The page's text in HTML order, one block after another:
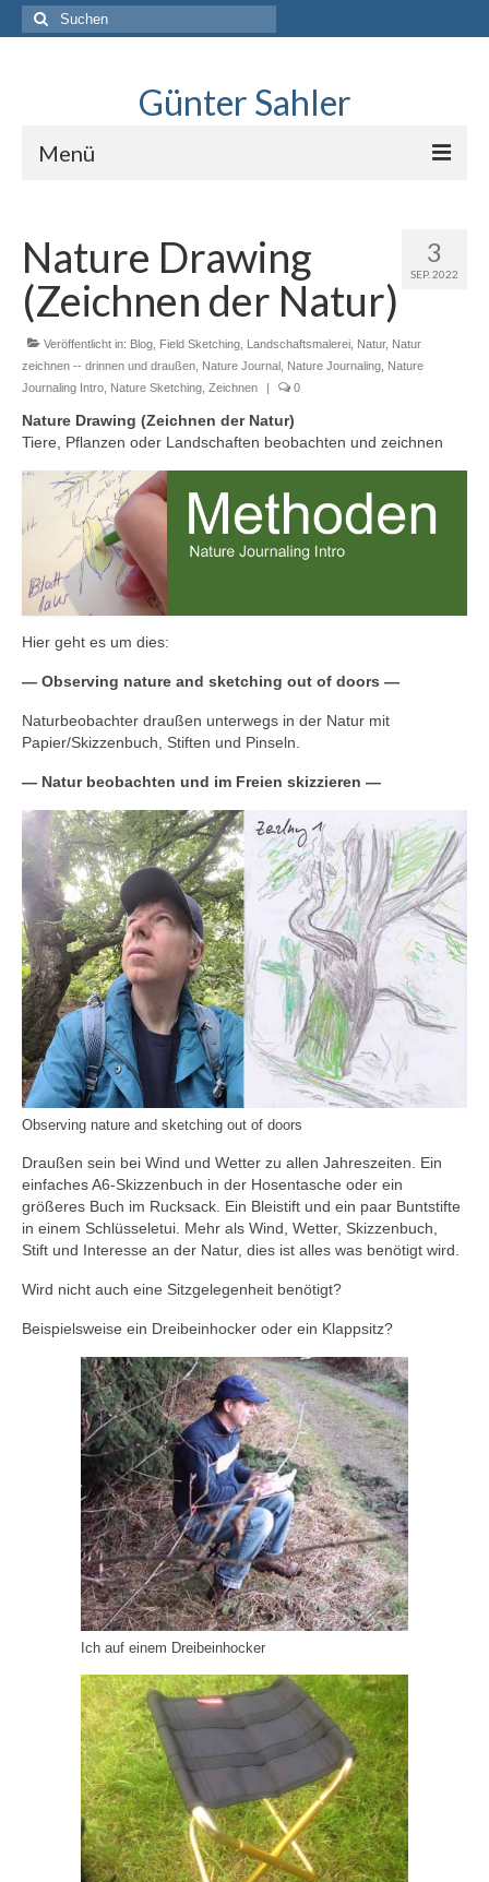
Suche
nach:
Günter Sahler
Menü
Lindlar skizziert
Interviews mit Sketchers
.Neues erkunden
Blog
3
SEP. 2022
Nature Drawing
(Zeichnen der Natur)
Veröffentlicht in: Blog Field Sketching Landschaftsmalerei Natur, Natur
zeichnen -- drinnen und draußen Nature Journal Nature Journaling Nature
Journaling Intro Nature Sketching Zeichnen | 0
Nature Drawing (Zeichnen der Natur)
Tiere, Pflanzen oder Landschaften beobachten und zeichnen
Hier geht es um dies:
— Observing nature and sketching out of doors —
Naturbeobachter draußen unterwegs in der Natur mit
Papier/Skizzenbuch, Stiften und Pinseln.
— Natur beobachten und im Freien skizzieren —
Observing nature and sketching out of doors
Draußen sein bei Wind und Wetter zu allen Jahreszeiten. Ein
einfaches A6-Skizzenbuch in der Hosentasche oder ein
größeres Buch im Rucksack. Ein Bleistift und ein paar Buntstifte
in einem Schlüsseletui. Mehr als Wind, Wetter, Skizzenbuch,
Stift und Interesse an der Natur, dies ist alles was benötigt wird.
Wird nicht auch eine Sitzgelegenheit benötigt?
Beispielsweise ein Dreibeinhocker oder ein Klappsitz?
Ich auf einem Dreibeinhocker